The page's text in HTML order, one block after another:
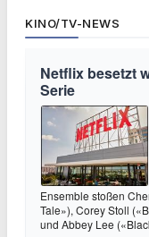
KINO/TV-NEWS
Netflix besetzt
Serie
Ensemble stoßen
Tale»), Corey Stoll
und Abbey Lee